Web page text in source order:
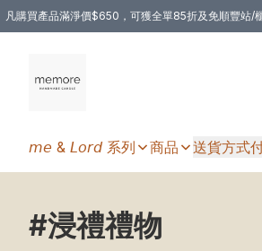
凡購買產品滿淨價$650，可獲全單85折及免順豐站/
𝘮𝘦 & 𝘓𝘰𝘳𝘥 系列 商品 送貨方式
#浸禮禮物